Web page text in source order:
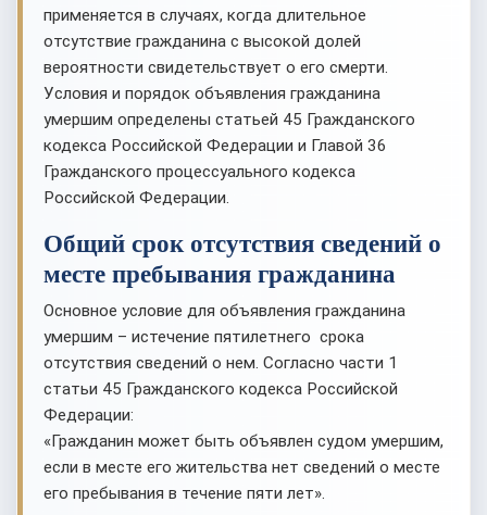
применяется в случаях, когда длительное
отсутствие гражданина с высокой долей
вероятности свидетельствует о его смерти.
Условия и порядок объявления гражданина
умершим определены статьей 45 Гражданского
кодекса Российской Федерации и Главой 36
Гражданского процессуального кодекса
Российской Федерации.
Общий срок отсутствия сведений о
месте пребывания гражданина
Основное условие для объявления гражданина
умершим – истечение пятилетнего срока
отсутствия сведений о нем. Согласно части 1
статьи 45 Гражданского кодекса Российской
Федерации:
«Гражданин может быть объявлен судом умершим,
если в месте его жительства нет сведений о месте
его пребывания в течение пяти лет».